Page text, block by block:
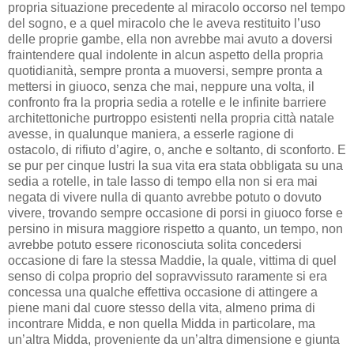
propria situazione precedente al miracolo occorso nel tempo
del sogno, e a quel miracolo che le aveva restituito l’uso
delle proprie gambe, ella non avrebbe mai avuto a doversi
fraintendere qual indolente in alcun aspetto della propria
quotidianità, sempre pronta a muoversi, sempre pronta a
mettersi in giuoco, senza che mai, neppure una volta, il
confronto fra la propria sedia a rotelle e le infinite barriere
architettoniche purtroppo esistenti nella propria città natale
avesse, in qualunque maniera, a esserle ragione di
ostacolo, di rifiuto d’agire, o, anche e soltanto, di sconforto. E
se pur per cinque lustri la sua vita era stata obbligata su una
sedia a rotelle, in tale lasso di tempo ella non si era mai
negata di vivere nulla di quanto avrebbe potuto o dovuto
vivere, trovando sempre occasione di porsi in giuoco forse e
persino in misura maggiore rispetto a quanto, un tempo, non
avrebbe potuto essere riconosciuta solita concedersi
occasione di fare la stessa Maddie, la quale, vittima di quel
senso di colpa proprio del sopravvissuto raramente si era
concessa una qualche effettiva occasione di attingere a
piene mani dal cuore stesso della vita, almeno prima di
incontrare Midda, e non quella Midda in particolare, ma
un’altra Midda, proveniente da un’altra dimensione e giunta